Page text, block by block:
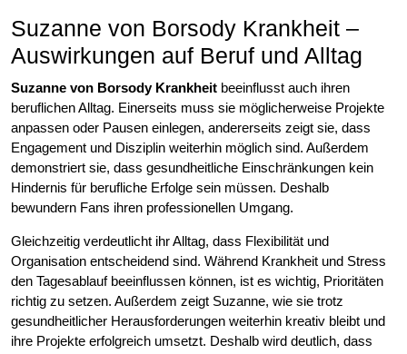
Suzanne von Borsody Krankheit –
Auswirkungen auf Beruf und Alltag
Suzanne von Borsody Krankheit beeinflusst auch ihren
beruflichen Alltag. Einerseits muss sie möglicherweise Projekte
anpassen oder Pausen einlegen, andererseits zeigt sie, dass
Engagement und Disziplin weiterhin möglich sind. Außerdem
demonstriert sie, dass gesundheitliche Einschränkungen kein
Hindernis für berufliche Erfolge sein müssen. Deshalb
bewundern Fans ihren professionellen Umgang.
Gleichzeitig verdeutlicht ihr Alltag, dass Flexibilität und
Organisation entscheidend sind. Während Krankheit und Stress
den Tagesablauf beeinflussen können, ist es wichtig, Prioritäten
richtig zu setzen. Außerdem zeigt Suzanne, wie sie trotz
gesundheitlicher Herausforderungen weiterhin kreativ bleibt und
ihre Projekte erfolgreich umsetzt. Deshalb wird deutlich, dass